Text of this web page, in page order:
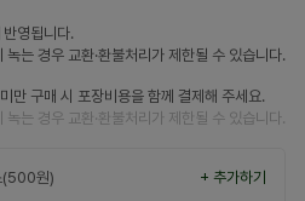
영됩니다.
녹는 경우 교환·환불처리가 제한될 수 있습니다.
만 구매 시 포장비용을 함께 결제해 주세요.
녹는 경우 교환·환불처리가 제한될 수 있습니다.
(500원) + 추가하기